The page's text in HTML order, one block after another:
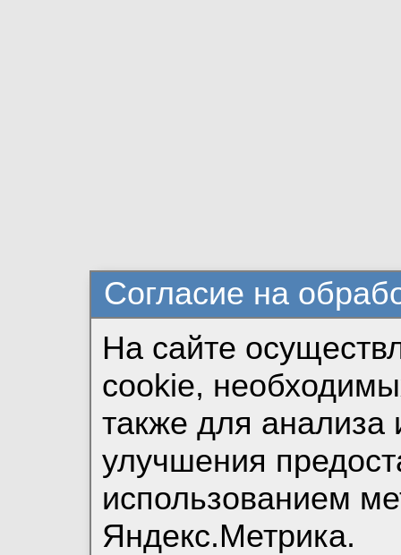
Согласие на
На сайте
cookie,
также для анализа
улучшения
использованием
Яндекс.Метрика.